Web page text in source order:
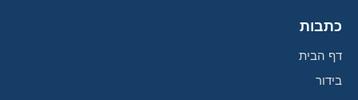
כתבות
דף הבית
בידור